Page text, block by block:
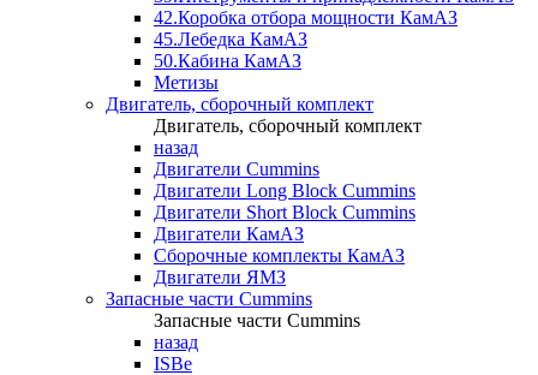
42.Коробка отбора мощности КамАЗ
45.Лебедка КамАЗ
50.Кабина КамАЗ
Метизы
Двигатель, сборочный комплект
Двигатель, сборочный комплект
назад
Двигатели Cummins
Двигатели Long Bloсk Cummins
Двигатели Short Bloсk Cummins
Двигатели КамАЗ
Сборочные комплекты КамАЗ
Двигатели ЯМЗ
Запасные части Cummins
Запасные части Cummins
назад
ISBe